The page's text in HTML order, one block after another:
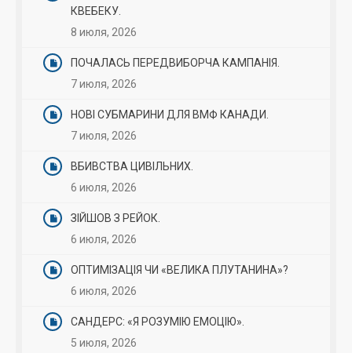
КВЕБЕКУ.
8 июля, 2026
ПОЧАЛАСЬ ПЕРЕДВИБОРЧА КАМПАНІЯ.
7 июля, 2026
НОВІ СУБМАРИНИ ДЛЯ ВМФ КАНАДИ.
7 июля, 2026
ВБИВСТВА ЦИВІЛЬНИХ.
6 июля, 2026
ЗІЙШОВ З РЕЙОК.
6 июля, 2026
ОПТИМІЗАЦІЯ ЧИ «ВЕЛИКА ПЛУТАНИНА»?
6 июля, 2026
САНДЕРС: «Я РОЗУМІЮ ЕМОЦІЮ».
5 июля, 2026